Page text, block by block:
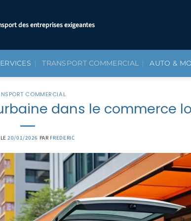
des entreprises exigeantes
TRANSPORT COMMERCIAL AUTO &
COMMERCIAL
dans le commerce
LE20/01/2026 PAR FREDERIC